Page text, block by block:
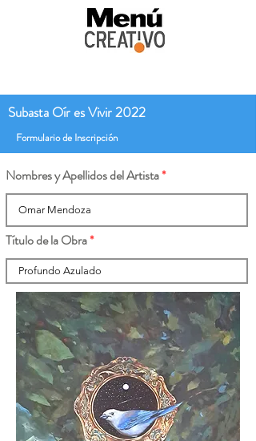
Subasta Oír es Vivir 2022
Formulario de Inscripción
Nombres y Apellidos del Artista
Título de la Obra